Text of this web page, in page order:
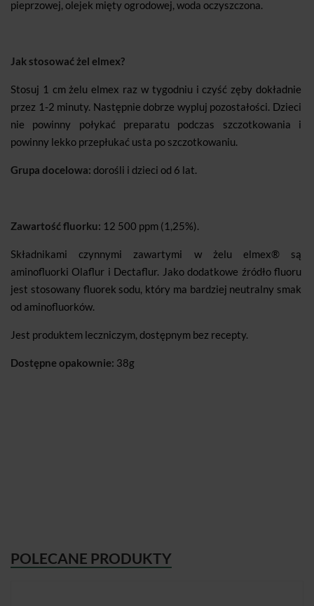
pieprzowej, olejek mięty ogrodowej, woda oczyszczona.
Jak stosować żel elmex?
Stosuj 1 cm żelu elmex raz w tygodniu i czyść zęby dokładnie
przez 1-2 minuty. Następnie dobrze wypluj pozostałości. Dzieci
nie powinny połykać preparatu podczas szczotkowania i
powinny lekko przepłukać usta po szczotkowaniu.
Grupa docelowa: dorośli i dzieci od 6 lat.
Zawartość fluorku: 12 500 ppm (1,25%).
Składnikami czynnymi zawartymi w żelu elmex® są
aminofluorki Olaflur i Dectaflur. Jako dodatkowe źródło fluoru
jest stosowany fluorek sodu, który ma bardziej neutralny smak
od aminofluorków.
Jest produktem leczniczym, dostępnym bez recepty.
Dostępne opakownie: 38g
POLECANE PRODUKTY